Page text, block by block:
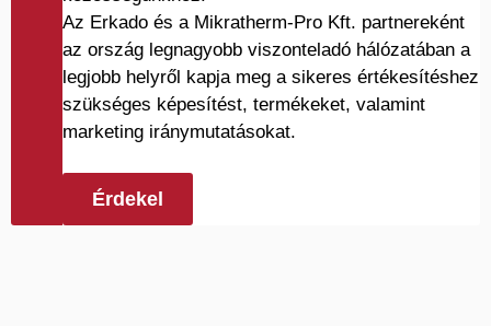
Az Erkado és a Mikratherm-Pro Kft. partnereként
az ország legnagyobb viszonteladó hálózatában a
legjobb helyről kapja meg a sikeres értékesítéshez
szükséges képesítést, termékeket, valamint
marketing iránymutatásokat.
Érdekel